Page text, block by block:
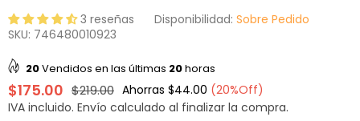
3 reseñas Disponibilidad: Sobre Pedido
SKU: 746480010923
20Vendidos en las últimas 20horas
Precio
habitual
$175.00 $219.00 Ahorras $44.00 (20%Off)
IVA incluido. Envío calculado al finalizar la compra.